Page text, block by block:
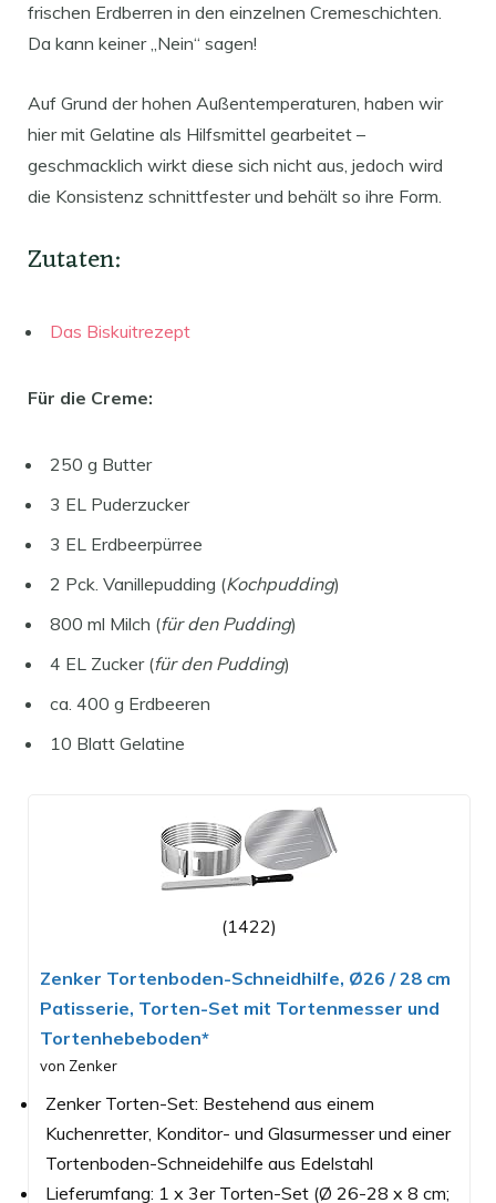
frischen Erdberren in den einzelnen Cremeschichten.
Da kann keiner „Nein“ sagen!
Auf Grund der hohen Außentemperaturen, haben wir
hier mit Gelatine als Hilfsmittel gearbeitet –
geschmacklich wirkt diese sich nicht aus, jedoch wird
die Konsistenz schnittfester und behält so ihre Form.
Zutaten:
Das Biskuitrezept
Für die Creme:
250 g Butter
3 EL Puderzucker
3 EL Erdbeerpürree
2 Pck. Vanillepudding (Kochpudding)
800 ml Milch (für den Pudding)
4 EL Zucker (für den Pudding)
ca. 400 g Erdbeeren
10 Blatt Gelatine
(1422)
Zenker Tortenboden-Schneidhilfe, Ø26 / 28 cm
Patisserie, Torten-Set mit Tortenmesser und
Tortenhebeboden*
von Zenker
Zenker Torten-Set: Bestehend aus einem
Kuchenretter, Konditor- und Glasurmesser und einer
Tortenboden-Schneidehilfe aus Edelstahl
Lieferumfang: 1 x 3er Torten-Set (Ø 26-28 x 8 cm;